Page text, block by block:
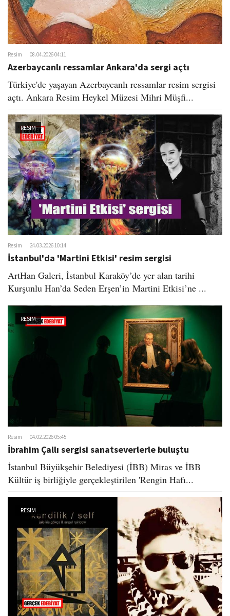
Resim 08.04.2026 04:11
Azerbaycanlı ressamlar Ankara'da sergi açtı
Türkiye'de yaşayan Azerbaycanlı ressamlar resim sergisi
açtı. Ankara Resim Heykel Müzesi Mihri Müşfi...
RESIM
Resim 24.03.2026 10:14
İstanbul'da 'Martini Etkisi' resim sergisi
ArtHan Galeri, İstanbul Karaköy’de yer alan tarihi
Kurşunlu Han’da Seden Erşen’in Martini Etkisi’ne ...
RESIM
Resim 04.02.2026 05:45
İbrahim Çallı sergisi sanatseverlerle buluştu
İstanbul Büyükşehir Belediyesi (İBB) Miras ve İBB
Kültür iş birliğiyle gerçekleştirilen 'Rengin Hafı...
RESIM